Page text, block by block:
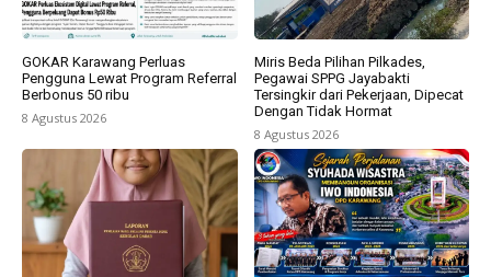
GOKAR Karawang Perluas
Pengguna Lewat Program Referral
Berbonus 50 ribu
8 Agustus 2026
Miris Beda Pilihan Pilkades,
Pegawai SPPG Jayabakti
Tersingkir dari Pekerjaan, Dipecat
Dengan Tidak Hormat
8 Agustus 2026